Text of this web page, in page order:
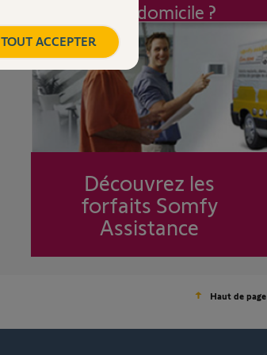
à mon domicile ?
Découvrez les
forfaits Somfy
Assistance
Haut de page
TOUT ACCEPTER